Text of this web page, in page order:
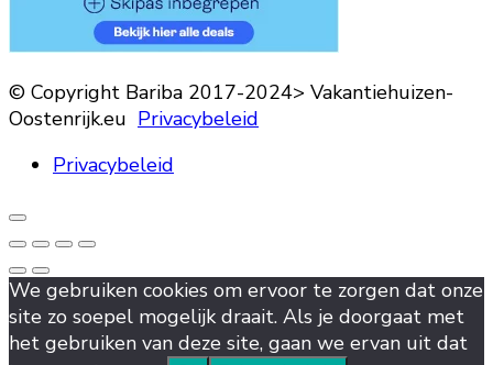
© Copyright Bariba 2017-2024> Vakantiehuizen-
Oostenrijk.eu Privacybeleid
Privacybeleid
We gebruiken cookies om ervoor te zorgen dat onze
site zo soepel mogelijk draait. Als je doorgaat met
het gebruiken van deze site, gaan we ervan uit dat